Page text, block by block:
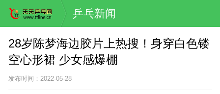
乒乓新闻
28岁陈梦海边胶片上热搜！身穿白色镂
空心形裙 少女感爆棚
发布时间：2022-05-28